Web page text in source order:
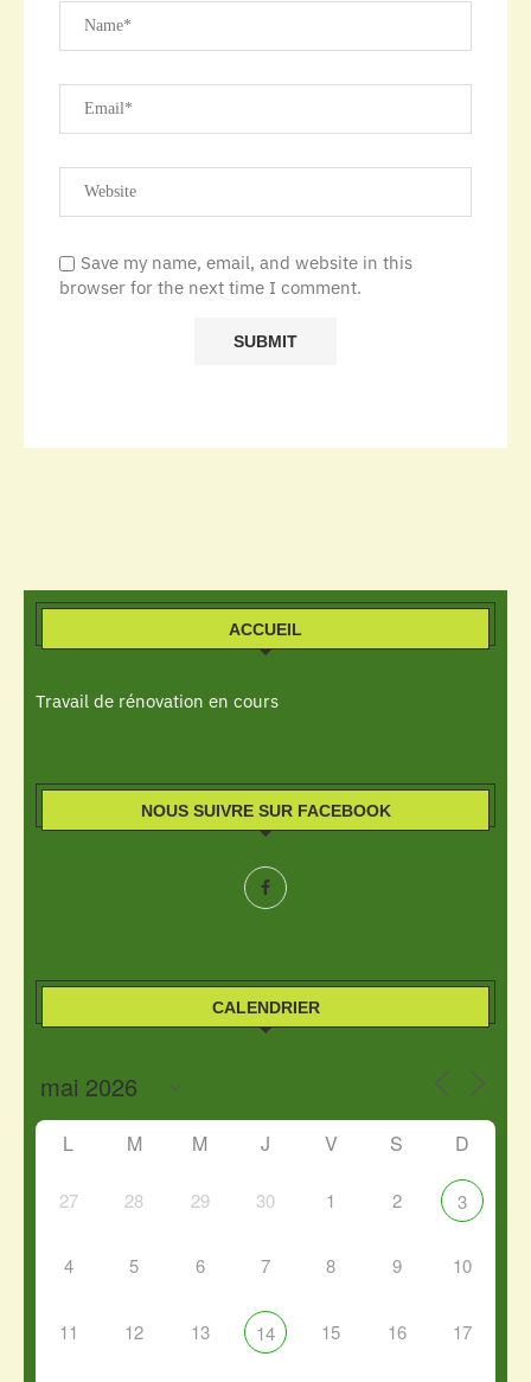
Save my name, email, and website in this
browser for the next time I comment.
ACCUEIL
Travail de rénovation en cours
NOUS SUIVRE SUR FACEBOOK
CALENDRIER
L M M J V S D
27 28 29 30 1 2 3
4 5 6 7 8 9 10
11 12 13 14 15 16 17